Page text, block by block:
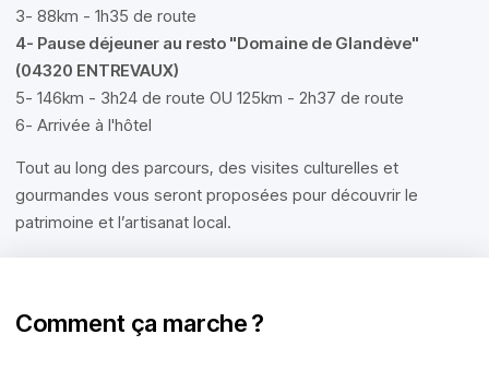
3- 88km - 1h35 de route
4- Pause déjeuner au resto "Domaine de Glandève"
(04320 ENTREVAUX)
5- 146km - 3h24 de route OU 125km - 2h37 de route
6- Arrivée à l'hôtel
Tout au long des parcours, des visites culturelles et
gourmandes vous seront proposées pour découvrir le
patrimoine et l’artisanat local.
Comment ça marche ?